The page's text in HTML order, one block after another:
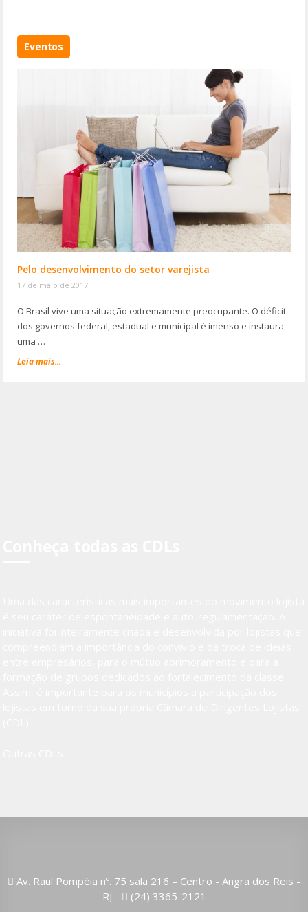
Eventos
Pelo desenvolvimento do setor varejista
17 de maio de 2017
O Brasil vive uma situação extremamente preocupante. O déficit
dos governos federal, estadual e municipal é imenso e instaura
uma …
Leia mais...
Av. Raul Pompéia nº. 75 sala 216 – Centro - Angra dos Reis -
RJ -
(24) 3365-2121